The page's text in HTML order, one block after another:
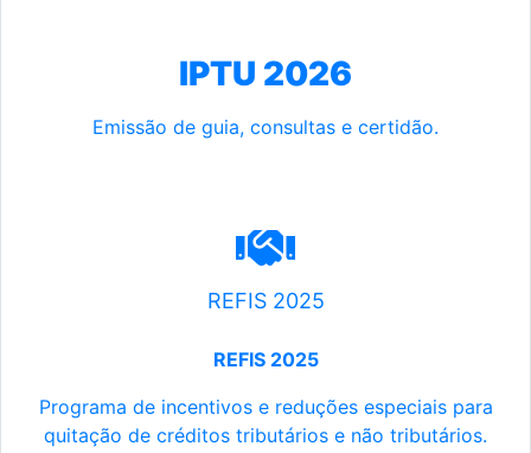
IPTU 2026
Emissão de guia, consultas e certidão.
REFIS 2025
REFIS 2025
Programa de incentivos e reduções especiais para
quitação de créditos tributários e não tributários.